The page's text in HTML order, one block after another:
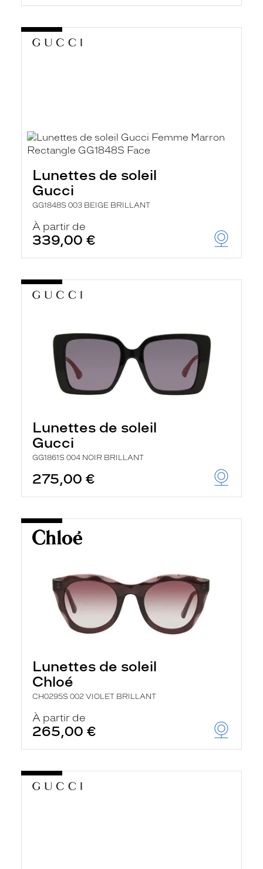
Lunettes de soleil
Gucci
GG1848S 003 BEIGE BRILLANT
À partir de
339,00 €
Lunettes de soleil
Gucci
GG1861S 004 NOIR BRILLANT
275,00 €
Lunettes de soleil
Chloé
CH0295S 002 VIOLET BRILLANT
À partir de
265,00 €